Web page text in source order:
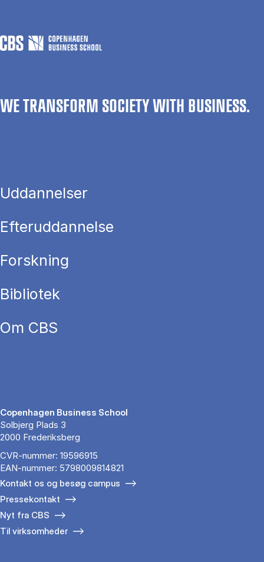
WE TRANSFORM SOCIETY WITH BUSINESS.
Uddannelser
Efteruddannelse
Forskning
Bibliotek
Om CBS
Copenhagen Business School
Solbjerg Plads 3
2000 Frederiksberg
CVR-nummer: 19596915
EAN-nummer: 5798009814821
Kontakt os og besøg campus
Pressekontakt
Nyt fra CBS
Til virksomheder